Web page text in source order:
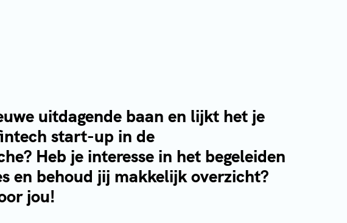
uitdagende baan en lijkt het je
start-up in de
Heb je interesse in het begeleiden
en behoud jij makkelijk overzicht?
jou!